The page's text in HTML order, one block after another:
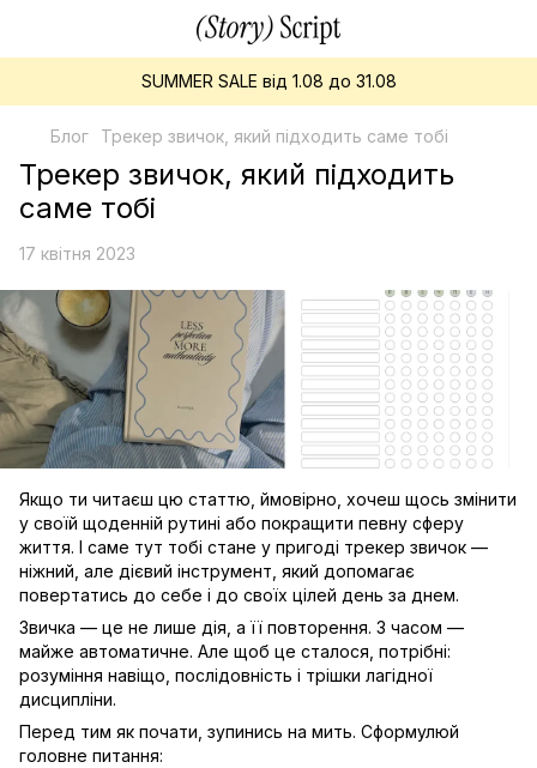
SUMMER SALE від 1.08 до 31.08
Блог Трекер звичок, який підходить саме тобі
Трекер звичок, який підходить
саме тобі
17 квітня 2023
Якщо ти читаєш цю статтю, ймовірно, хочеш щось змінити
у своїй щоденній рутині або покращити певну сферу
життя. І саме тут тобі стане у пригоді трекер звичок —
ніжний, але дієвий інструмент, який допомагає
повертатись до себе і до своїх цілей день за днем.
Звичка — це не лише дія, а її повторення. З часом —
майже автоматичне. Але щоб це сталося, потрібні:
розуміння навіщо, послідовність і трішки лагідної
дисципліни.
Перед тим як почати, зупинись на мить. Сформулюй
головне питання: